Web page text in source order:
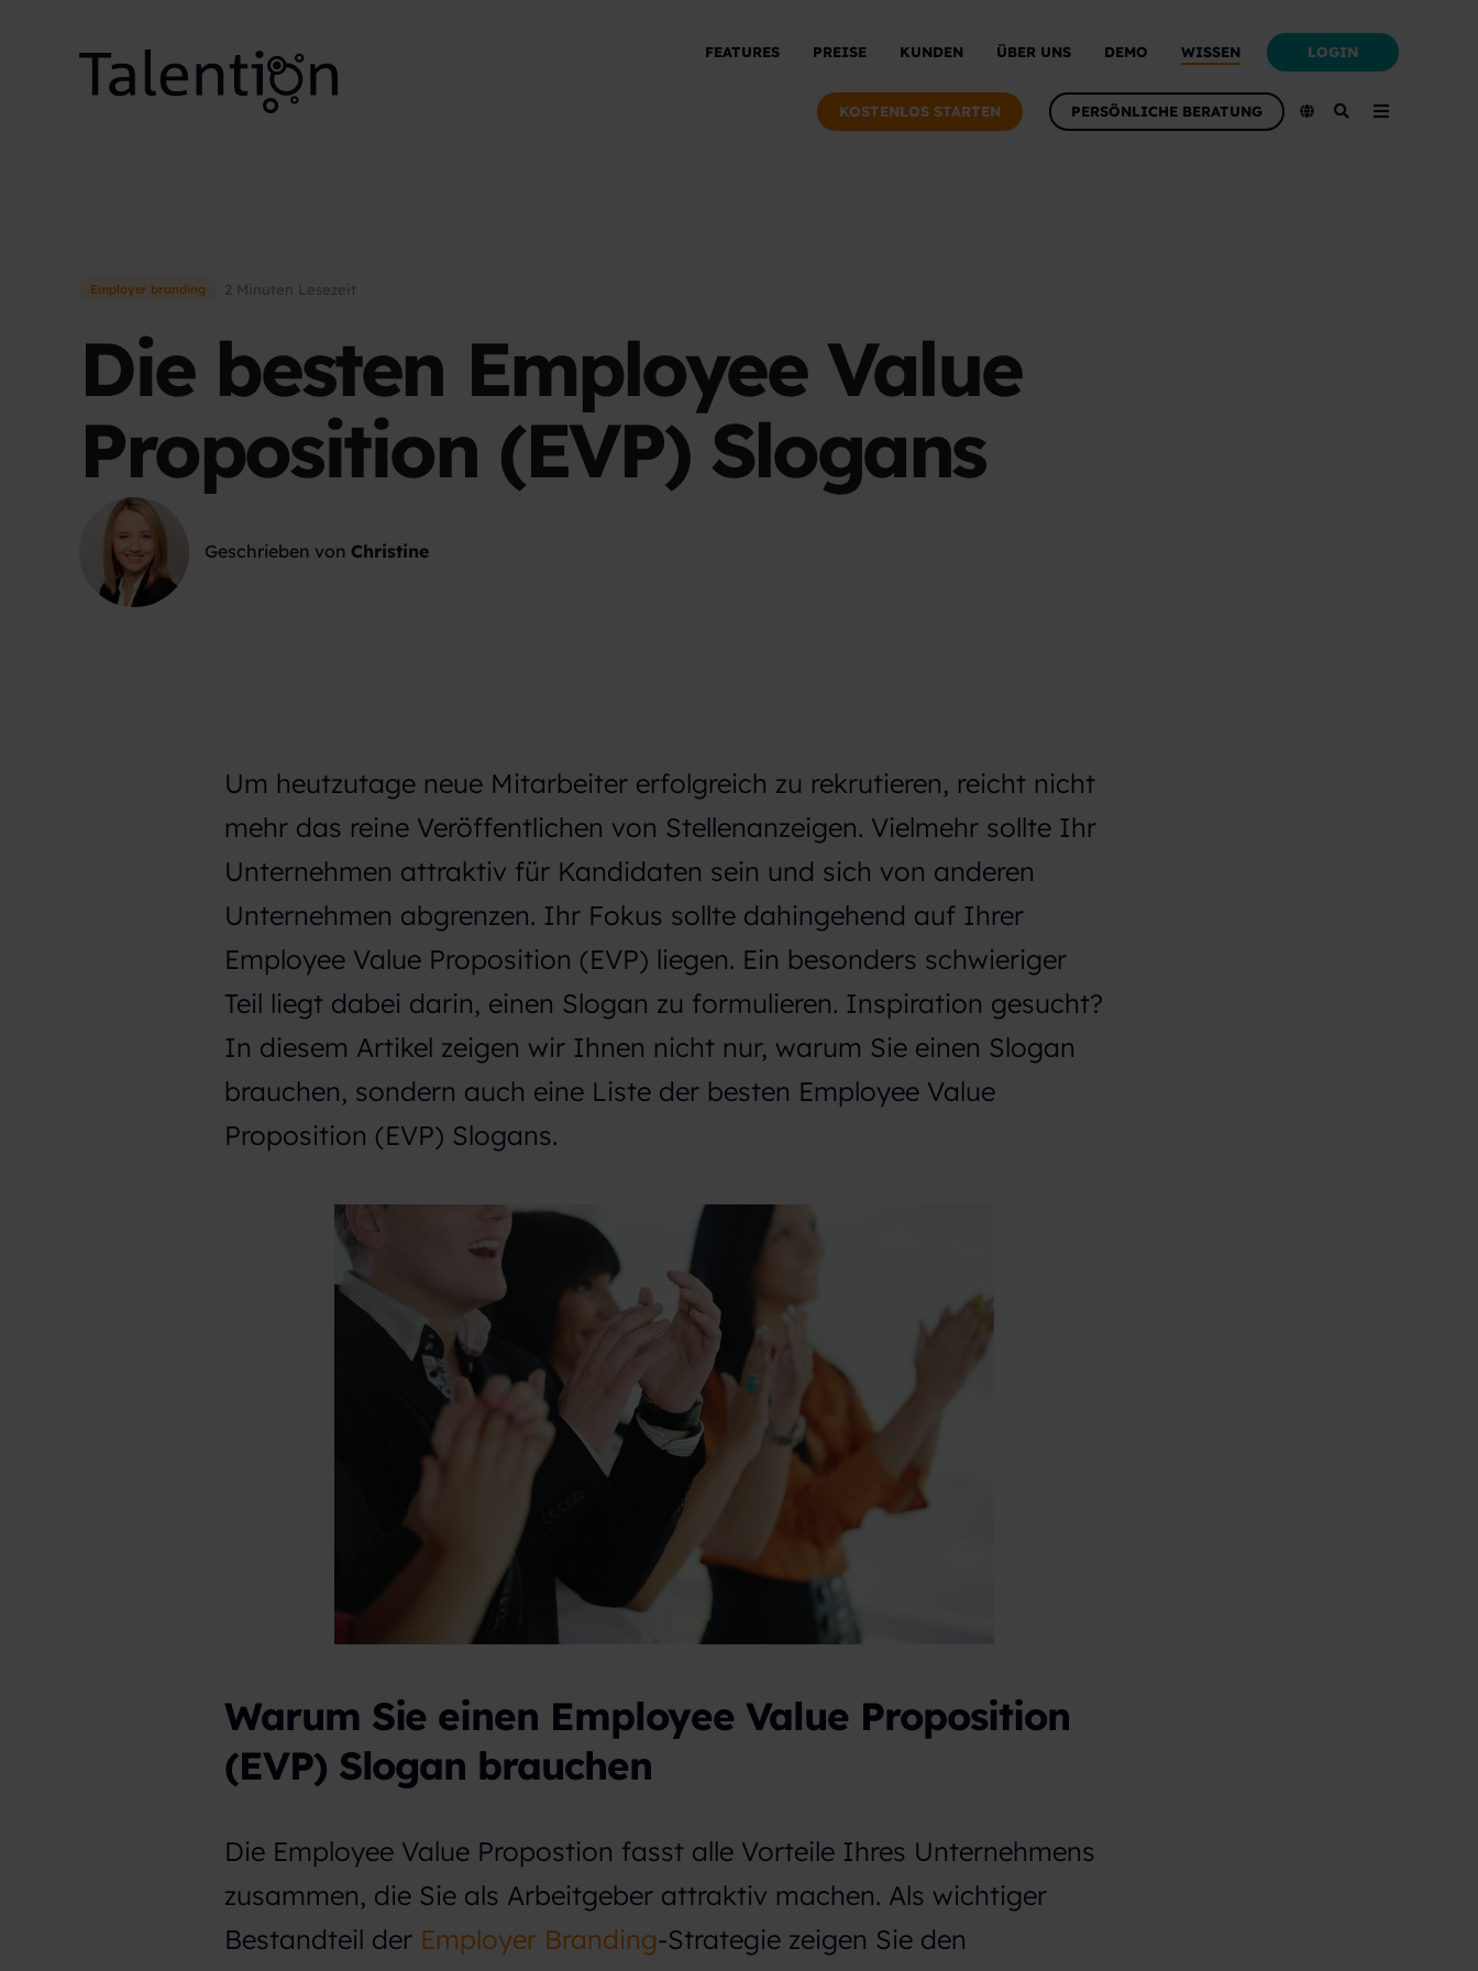
FEATURES PREISE KUNDEN ÜBER UNS DEMO WISSEN LOGIN
KOSTENLOS STARTEN PERSÖNLICHE BERATUNG
Employer branding 2 Minuten Lesezeit
Die besten Employee Value
Proposition (EVP) Slogans
Geschrieben von Christine
Um heutzutage neue Mitarbeiter erfolgreich zu rekrutieren, reicht nicht
mehr das reine Veröffentlichen von Stellenanzeigen. Vielmehr sollte Ihr
Unternehmen attraktiv für Kandidaten sein und sich von anderen
Unternehmen abgrenzen. Ihr Fokus sollte dahingehend auf Ihrer
Employee Value Proposition (EVP) liegen. Ein besonders schwieriger
Teil liegt dabei darin, einen Slogan zu formulieren. Inspiration gesucht?
In diesem Artikel zeigen wir Ihnen nicht nur, warum Sie einen Slogan
brauchen, sondern auch eine Liste der besten Employee Value
Proposition (EVP) Slogans.
Warum Sie einen Employee Value Proposition
(EVP) Slogan brauchen
Die Employee Value Propostion fasst alle Vorteile Ihres Unternehmens
zusammen, die Sie als Arbeitgeber attraktiv machen. Als wichtiger
Bestandteil der Employer Branding-Strategie zeigen Sie den